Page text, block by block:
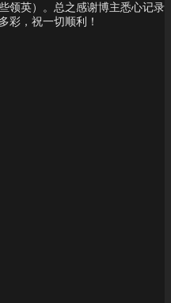
领英）。总之感谢博主悉心记录
彩，祝一切顺利！